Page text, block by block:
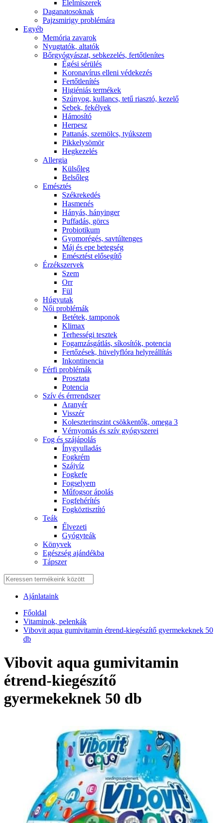
É́lelmiszerek
Daganatosoknak
Pajzsmirigy problémára
Egyéb
Memória zavarok
Nyugtatók, altatók
Bőrgyógyászat, sebkezelés, fertőtlenítes
É́gési sérülés
Koronavírus elleni védekezés
Fertőtlenítés
Higiéniás termékek
Szúnyog, kullancs, tetű riasztó, kezelő
Sebek, fekélyek
Hámosító
Herpesz
Pattanás, szemölcs, tyúkszem
Pikkelysömör
Hegkezelés
Allergia
Külsőleg
Belsőleg
Emésztés
Székrekedés
Hasmenés
Hányás, hányinger
Puffadás, görcs
Probiotikum
Gyomorégés, savtúltenges
Máj és epe betegség
Emésztést elősegítő
Érzékszervek
Szem
Orr
Fül
Húgyutak
Női problémák
Betétek, tamponok
Klimax
Terhességi tesztek
Fogamzásgátlás, síkosítók, potencia
Fertőzések, hüvelyflóra helyreállítás
Inkontinencia
Férfi problémák
Prosztata
Potencia
Szív és érrrendszer
Aranyér
Visszér
Koleszterinszint csökkentők, omega 3
Vérnyomás és szív gyógyszerei
Fog és szájápolás
Í́nygyulladás
Fogkrém
Szájvíz
Fogkefe
Fogselyem
Műfogsor ápolás
Fogfehérítés
Fogköztisztító
Teák
É́lvezeti
Gyógyteák
Könyvek
Egészség ajándékba
Tápszer
Ajánlataink
Főoldal
Vitaminok, pelenkák
Vibovit aqua gumivitamin étrend-kiegészítő gyermekeknek 50
db
Vibovit aqua gumivitamin
étrend-kiegészítő
gyermekeknek 50 db